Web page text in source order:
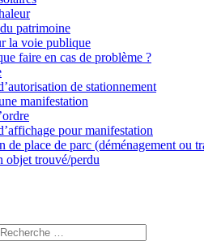
patrimoine
la voie publique
faire en cas de problème ?
de stationnement
manifestation
pour manifestation
de place de parc (déménagement ou
objet trouvé/perdu